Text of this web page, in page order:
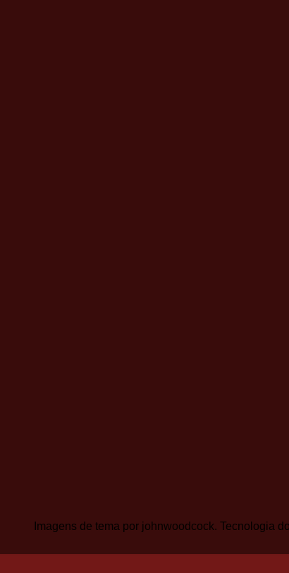
Imagens de tema por johnwoodcock. Tecnologia do